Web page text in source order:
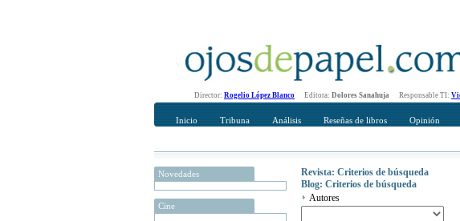
Director: Rogelio López Blanco Editora: Dolores Sanahuja Responsable TI:
Inicio Tribuna Análisis Reseñas de libros Opinión
Novedades
Cine
Revista: Criterios de búsqueda
Blog: Criterios de búsqueda
Autores